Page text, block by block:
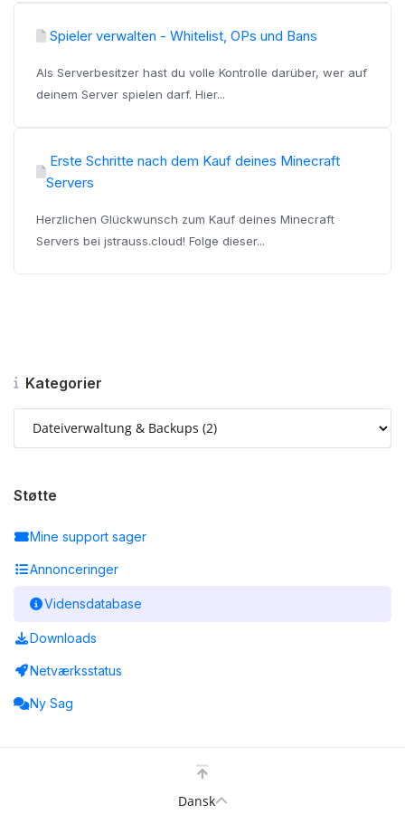
Kategorier
Støtte
Mine support sager
Annonceringer
Vidensdatabase
Downloads
Netværksstatus
Ny Sag
Spieler verwalten - Whitelist, OPs und Bans
Als Serverbesitzer hast du volle Kontrolle darüber, wer auf
deinem Server spielen darf. Hier...
Erste Schritte nach dem Kauf deines Minecraft
Servers
Herzlichen Glückwunsch zum Kauf deines Minecraft
Servers bei jstrauss.cloud! Folge dieser...
Dansk